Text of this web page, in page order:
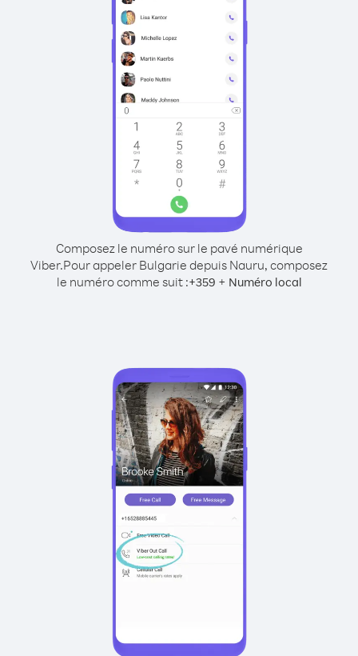
Composez le numéro sur le pavé numérique
Viber.Pour appeler Bulgarie depuis Nauru, composez
le numéro comme suit :+359 + Numéro local